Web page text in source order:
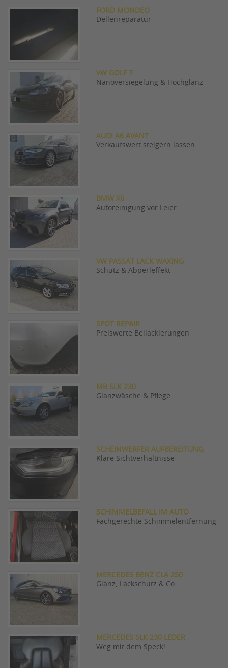
FORD MONDEO
Dellenreparatur
VW GOLF 7
Nanoversiegelung & Hochglanz
AUDI A6 AVANT
Verkaufswert steigern lassen
BMW X6
Autoreinigung vor Feier
VW PASSAT LACK WAXING
Schutz & Abperleffekt
SPOT REPAIR
Preiswerte Beilackierungen
MB SLK 230
Glanzwäsche & Pflege
SCHEINWERFER AUFBEREITUNG
Klare Sichtverhältnisse
SCHIMMELBEFALL IM AUTO
Fachgerechte Schimmelentfernung
MERCEDES BENZ CLA 250
Glanz, Lackschutz & Co.
MERCEDES SLK 230 LEDER
Weg mit dem Speck!